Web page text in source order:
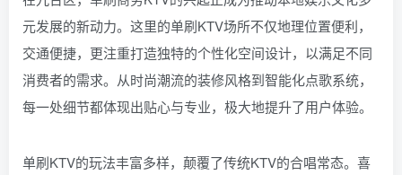
元发展的新动力。这里的单刷KTV场所不仅地理位置便利，
交通便捷，更注重打造独特的个性化空间设计，以满足不同
消费者的需求。从时尚潮流的装修风格到智能化点歌系统，
每一处细节都体现出贴心与专业，极大地提升了用户体验。
单刷KTV的玩法丰富多样，颠覆了传统KTV的合唱常态。喜